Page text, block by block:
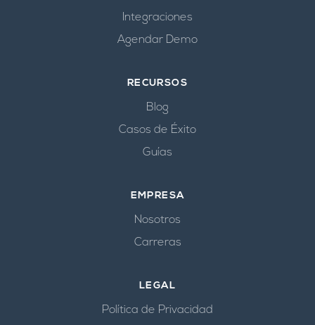
Integraciones
Agendar Demo
RECURSOS
Blog
Casos de Éxito
Guías
EMPRESA
Nosotros
Carreras
LEGAL
Política de Privacidad